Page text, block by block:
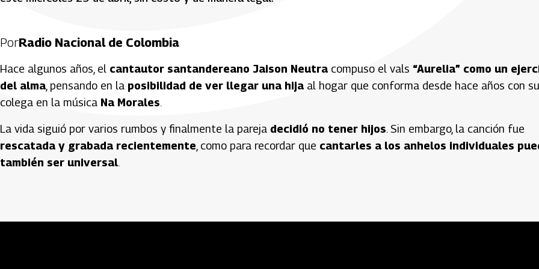
PorRadio Nacional de Colombia
Hace algunos años, el cantautor santandereano Jaison Neutra compuso el vals “Aurelia” como un
del alma , pensando en la posibilidad de ver llegar una hija al hogar que conforma desde hace años con su
colega en la música Na Morales.
La vida siguió por varios rumbos y finalmente la pareja decidió no tener hijos. Sin embargo, la canción fue
rescatada y grabada recientemente , como para recordar que cantarles a los anhelos individuales
también ser universal.